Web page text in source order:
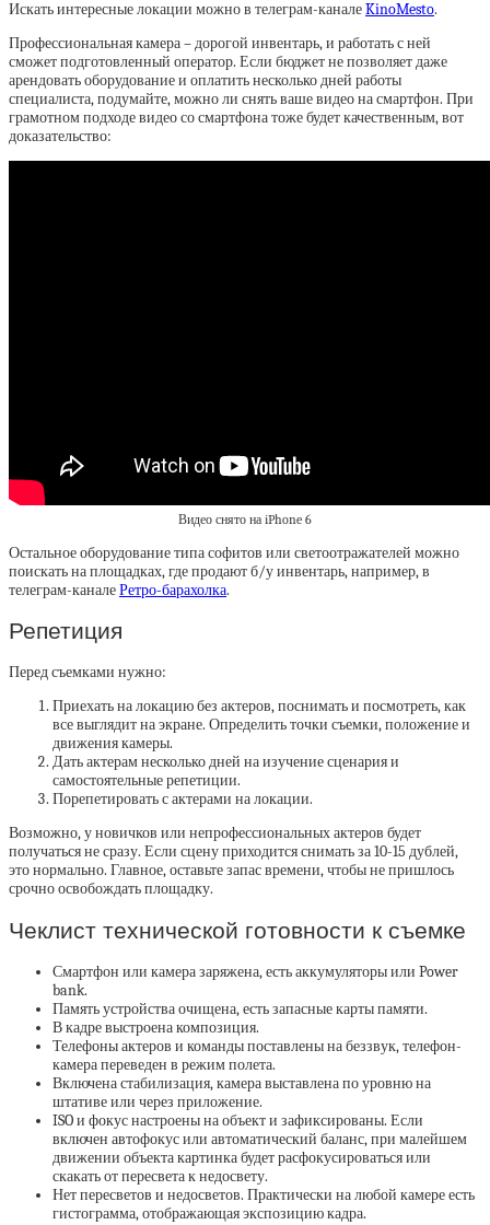
Искать интересные локации можно в телеграм-каналеKinoMesto.
Профессиональная камера – дорогой инвентарь, и работать с ней
сможет подготовленный оператор. Если бюджет не позволяет даже
арендовать оборудование и оплатить несколько дней работы
специалиста, подумайте, можно ли снять ваше видео на смартфон. При
грамотном подходе видео со смартфона тоже будет качественным, вот
доказательство:
Видео снято на iPhone 6
Остальное оборудование типа софитов или светоотражателей можно
поискать на площадках, где продают б/у инвентарь, например, в
телеграм-каналеРетро-барахолка.
Репетиция
Перед съемками нужно:
Приехать на локацию без актеров, поснимать и посмотреть, как
все выглядит на экране. Определить точки съемки, положение и
движения камеры.
Дать актерам несколько дней на изучение сценария и
самостоятельные репетиции.
Порепетировать с актерами на локации.
Возможно, у новичков или непрофессиональных актеров будет
получаться не сразу. Если сцену приходится снимать за 10-15 дублей,
это нормально. Главное, оставьте запас времени, чтобы не пришлось
срочно освобождать площадку.
Чеклист технической готовности к съемке
Смартфон или камера заряжена, есть аккумуляторы или Power
bank.
Память устройства очищена, есть запасные карты памяти.
В кадре выстроена композиция.
Телефоны актеров и команды поставлены на беззвук, телефон-
камера переведен в режим полета.
Включена стабилизация, камера выставлена по уровню на
штативе или через приложение.
ISO и фокус настроены на объект и зафиксированы. Если
включен автофокус или автоматический баланс, при малейшем
движении объекта картинка будет расфокусироваться или
скакать от пересвета к недосвету.
Нет пересветов и недосветов. Практически на любой камере есть
гистограмма, отображающая экспозицию кадра.